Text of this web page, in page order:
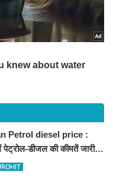
Petrol diesel price :
पेट्रोल-डीजल की कीमतें जारी,
समेत पुरे प्रदेश में नए रेट